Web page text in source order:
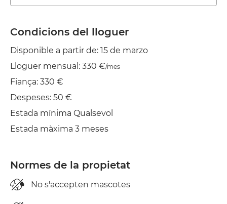
Balcó
Estenedor
Condicions del lloguer
Disponible a partir de: 15 de marzo
Lloguer mensual: 330 €/mes
Fiança: 330 €
Despeses: 50 €
Estada mínima Qualsevol
Estada màxima 3 meses
Normes de la propietat
No s'accepten mascotes